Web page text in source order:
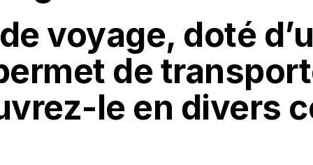
voyage, doté
de
le en divers